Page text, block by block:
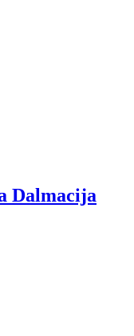
Dalmacija